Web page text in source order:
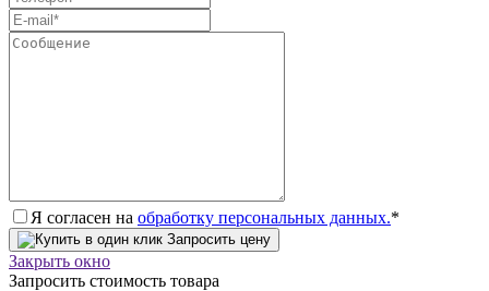
Я согласен на обработку персональных данных.*
Запросить цену
Закрыть окно
Запросить стоимость товара